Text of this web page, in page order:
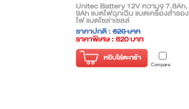
Unitec Battery 12V ความจุ 7.8Ah,
9Ah แบตไฟฉุกเฉิน แบตเครื่องสำรอง
ไฟ แบตโซล่าเซลล์
ราคาปกติ :620 บาท
ราคาพิเศษ : 620 บาท
( ราคาไม่รวมภาษี )
หยิบใส่ตะกร้า
Compare